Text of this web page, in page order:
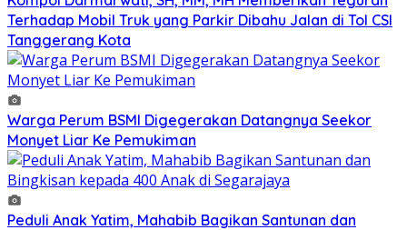
Terhadap Mobil Truk yang Parkir Dibahu Jalan di Tol CSI
Tanggerang Kota
Warga Perum BSMI Digegerakan Datangnya Seekor
Monyet Liar Ke Pemukiman
Peduli Anak Yatim, Mahabib Bagikan Santunan dan